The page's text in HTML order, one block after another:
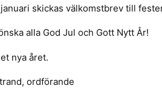
skickas välkomstbrev till
alla God Jul och Gott Nytt År!
nya året.
ordförande